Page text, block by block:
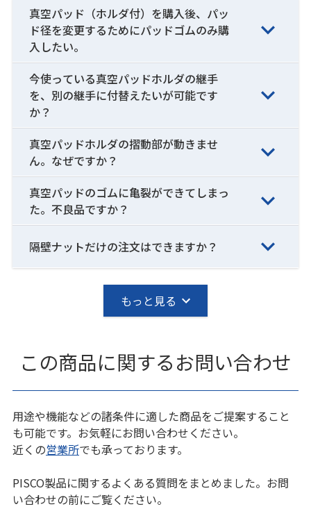
真空パッド（ホルダ付）を購入後、パッ
ド径を変更するためにパッドゴムのみ購
入したい。
今使っている真空パッドホルダの継手
を、別の継手に付替えたいが可能です
か？
真空パッドホルダの摺動部が動きませ
ん。なぜですか？
真空パッドのゴムに亀裂ができてしまっ
た。不良品ですか？
隔壁ナットだけの注文はできますか？
もっと見る
この商品に関するお問い合わせ
用途や機能などの諸条件に適した商品をご提案すること
も可能です。お気軽にお問い合わせください。
近くの営業所でも承っております。
PISCO製品に関するよくある質問をまとめました。お問
い合わせの前にご覧ください。